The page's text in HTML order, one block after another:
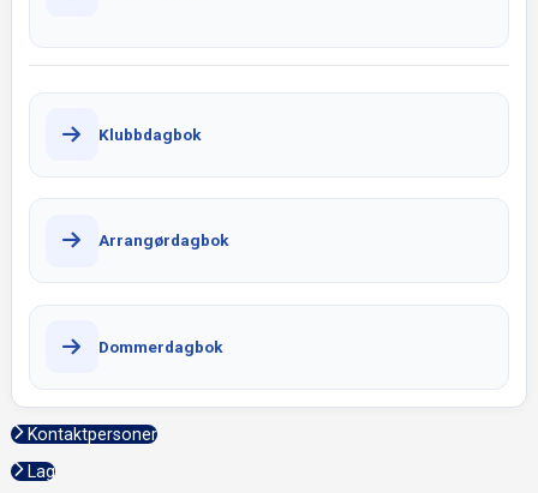
Klubbdagbok
Arrangørdagbok
Dommerdagbok
Kontaktpersoner
Lag